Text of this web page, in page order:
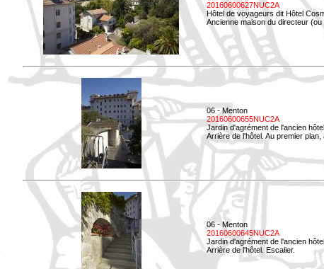
20160600627NUC2A
Hôtel de voyageurs dit Hôtel
Ancienne maison du directeur
06 - Menton
20160600655NUC2A
Jardin d'agrément de l'ancien
Arrière de l'hôtel. Au premier
06 - Menton
20160600645NUC2A
Jardin d'agrément de l'ancien
Arrière de l'hôtel. Escalier.